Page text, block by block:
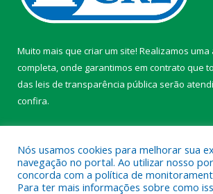
Muito mais que criar um site! Realizamos
completa, onde garantimos em contrato que
das leis de transparência pública serão
confira.
Nós usamos cookies para melhorar sua
navegação no portal. Ao utilizar nosso
concorda com a política de
Para ter mais informações sobre como